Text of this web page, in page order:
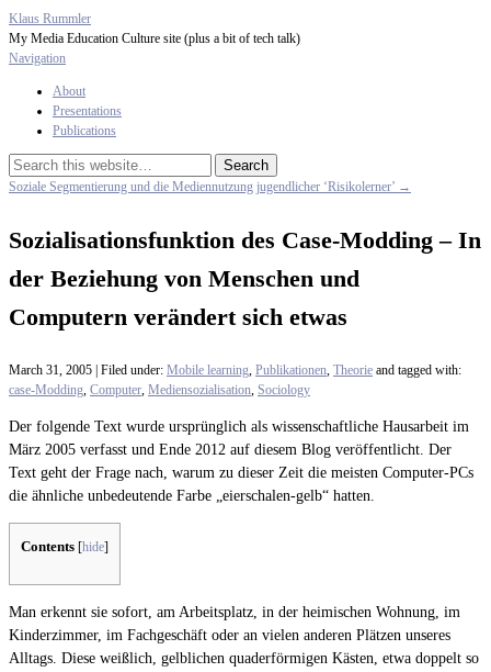
Klaus Rummler
My Media Education Culture site (plus a bit of tech talk)
Navigation
About
Presentations
Publications
Soziale Segmentierung und die Mediennutzung jugendlicher ‘Risikolerner’ →
Sozialisationsfunktion des Case-Modding – In
der Beziehung von Menschen und
Computern verändert sich etwas
March 31, 2005 | Filed under: Mobile learning, Publikationen, Theorie and tagged with:
case-Modding, Computer, Mediensozialisation, Sociology
Der folgende Text wurde ursprünglich als wissenschaftliche Hausarbeit im
März 2005 verfasst und Ende 2012 auf diesem Blog veröffentlicht. Der
Text geht der Frage nach, warum zu dieser Zeit die meisten Computer-PCs
die ähnliche unbedeutende Farbe „eierschalen-gelb“ hatten.
Contents [hide]
Man erkennt sie sofort, am Arbeitsplatz, in der heimischen Wohnung, im
Kinderzimmer, im Fachgeschäft oder an vielen anderen Plätzen unseres
Alltags. Diese weißlich, gelblichen quaderförmigen Kästen, etwa doppelt so